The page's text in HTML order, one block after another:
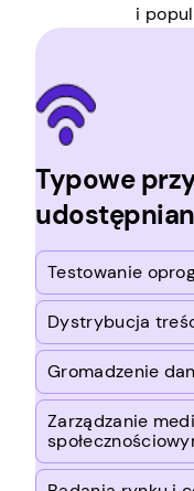
i
Typowe
Testowanie
Dystrybucja
Gromadzenie
Zarządzanie